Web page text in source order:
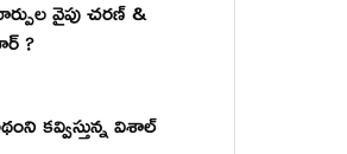
వైపు చరణ్ &
?
కవ్విస్తున్న విశాల్